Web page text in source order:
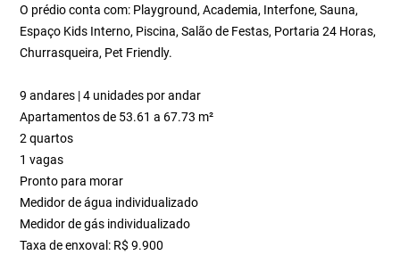
O prédio conta com: Playground, Academia, Interfone, Sauna,
Espaço Kids Interno, Piscina, Salão de Festas, Portaria 24 Horas,
Churrasqueira, Pet Friendly.
9 andares | 4 unidades por andar
Apartamentos de 53.61 a 67.73 m²
2 quartos
1 vagas
Pronto para morar
Medidor de água individualizado
Medidor de gás individualizado
Taxa de enxoval: R$ 9.900